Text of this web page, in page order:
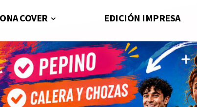
COVER EDICIÓN IMPRESA